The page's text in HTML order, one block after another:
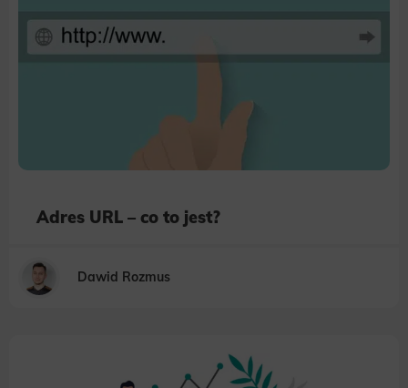
Adres URL – co to jest?
Dawid Rozmus